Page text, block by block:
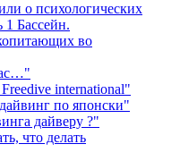
о психологических
1 Бассейн.
во
international"
по японски"
дайверу ?"
что делать